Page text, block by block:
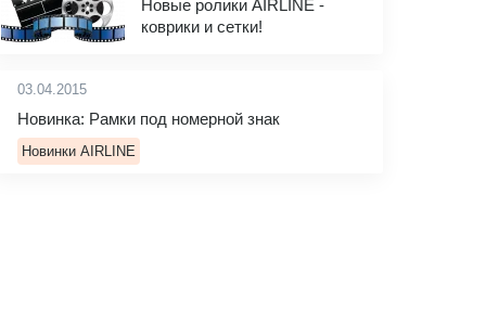
Новые ролики AIRLINE -
коврики и сетки!
03.04.2015
Новинка: Рамки под номерной знак
Новинки AIRLINE